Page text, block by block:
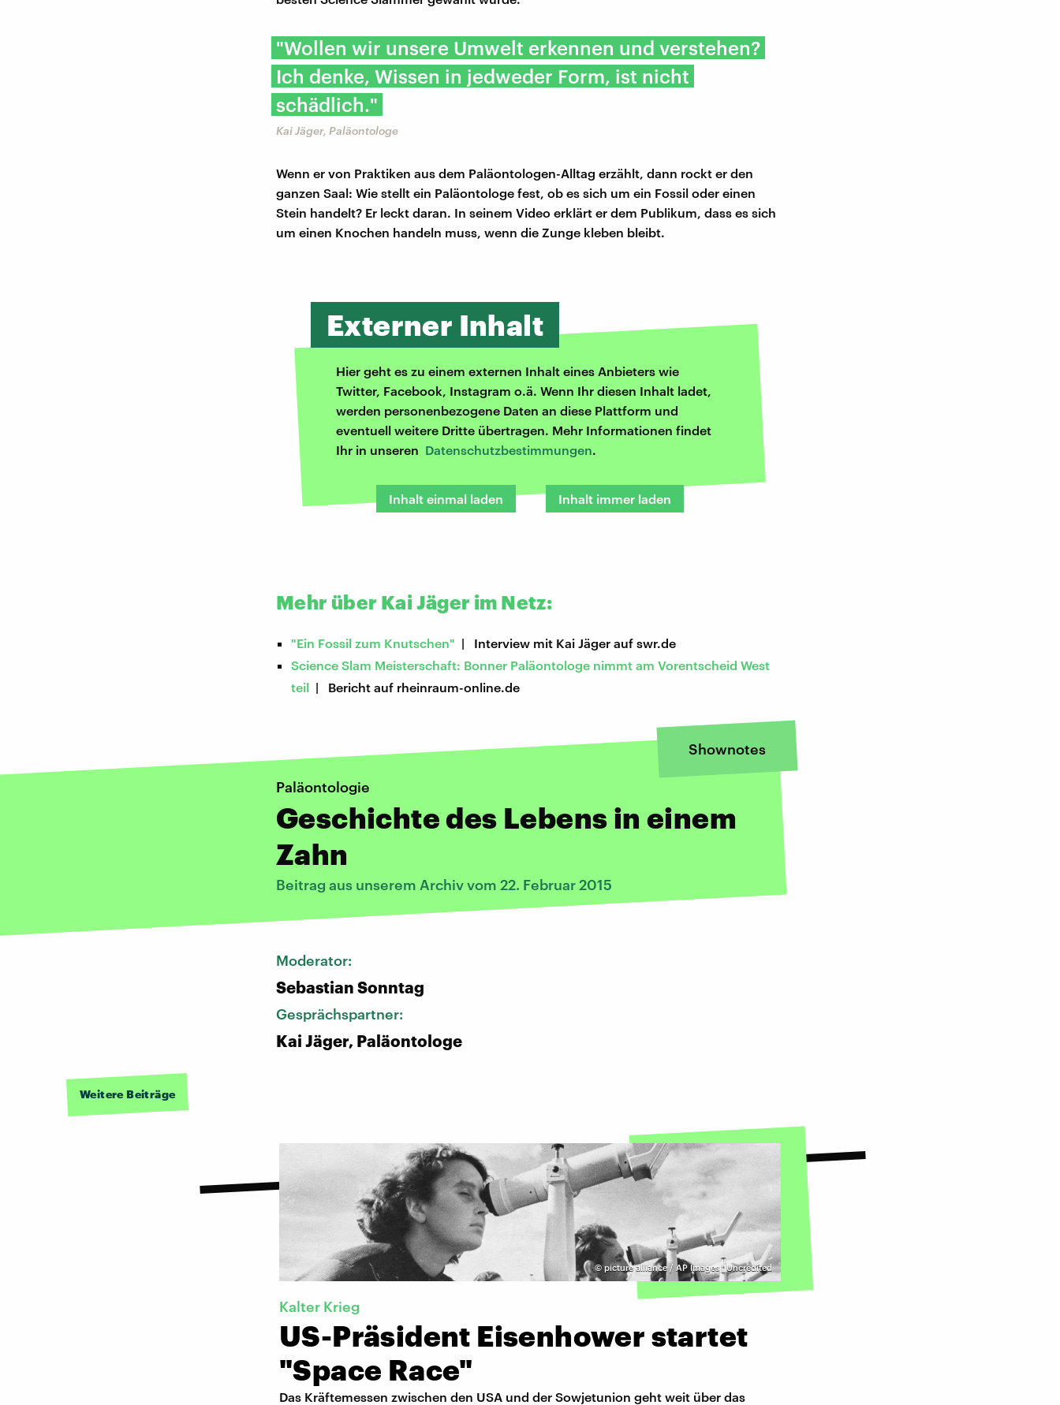
"Wollen wir unsere Umwelt erkennen und verstehen?
Ich denke, Wissen in jedweder Form, ist nicht
schädlich."
Kai Jäger, Paläontologe
Wenn er von Praktiken aus dem Paläontologen-Alltag erzählt, dann rockt er den
ganzen Saal: Wie stellt ein Paläontologe fest, ob es sich um ein Fossil oder einen
Stein handelt? Er leckt daran. In seinem Video erklärt er dem Publikum, dass es sich
um einen Knochen handeln muss, wenn die Zunge kleben bleibt.
Externer Inhalt
Hier geht es zu einem externen Inhalt eines Anbieters wie
Twitter, Facebook, Instagram o.ä. Wenn Ihr diesen Inhalt ladet,
werden personenbezogene Daten an diese Plattform und
eventuell weitere Dritte übertragen. Mehr Informationen findet
Ihr in unseren Datenschutzbestimmungen.
Inhalt einmal laden Inhalt immer laden
Mehr über Kai Jäger im Netz:
"Ein Fossil zum Knutschen" | Interview mit Kai Jäger auf swr.de
Science Slam Meisterschaft: Bonner Paläontologe nimmt am Vorentscheid West
teil | Bericht auf rheinraum-online.de
Shownotes
Paläontologie
Geschichte des Lebens in einem
Zahn
Beitrag aus unserem Archiv vom 22. Februar 2015
Moderator:
Sebastian Sonntag
Gesprächspartner:
Kai Jäger, Paläontologe
Weitere Beiträge
©picture alliance / AP Images | Uncredited
Kalter Krieg
US-Präsident Eisenhower startet
"Space Race"
Das Kräftemessen zwischen den USA und der Sowjetunion geht weit über das